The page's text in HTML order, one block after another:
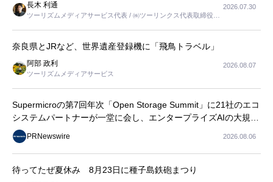
長木 利通
ツーリズムメディアサービス代表 / ㈱ツーリンクス代表取締役社
2026.07.30
奈良県とJRなど、世界遺産登録機に「飛鳥トラベル」
阿部 政利
ツーリズムメディアサービス
2026.08.07
Supermicroの第7回年次「Open Storage Summit」に21社のエコ
システムパートナーが一堂に会し、エンタープライズAIの大規模
導入に関する実践的なガイダンスを共有
PRNewswire 2026.08.06
待ってたぜ夏休み 8月23日に種子島鉄砲まつり